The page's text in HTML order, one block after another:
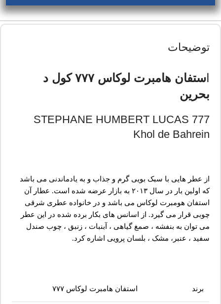
توضیحات
ستفان هامبرت لوکاس ۷۷۷ کول د
بحرین
STEPHANE HUMBERT LUCAS 777
Khol de Bahrein
از عطر هایی با سبک بویی گرم و جذاب و به یادماندنی می باشد
که اولین بار در سال ۲۰۱۳ به بازار عرضه شده است. عطار آن
استفان هومبرت لوکاس می باشد و در خانواده عطری شرقی
چوبی قرار می گیرد. از اسانس های بکار برده شده در این عطر
می توان به بنفشه ، صمغ گیاهی ، آبنبات ، زنبق ، چوب صندل
سفید ، عنبر، مشک ، بلسان پرویی اشاره کرد.
برند استفان هامبرت لوکاس ۷۷۷